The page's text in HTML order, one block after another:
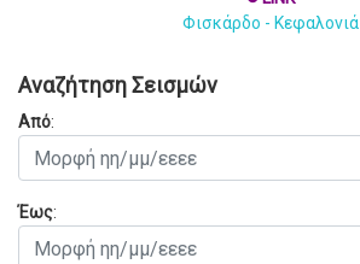
Φισκάρδο - Κεφαλονιά
Αναζήτηση Σεισμών
Από:
Έως: